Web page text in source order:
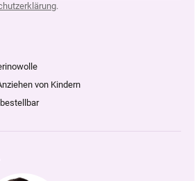
.
von Kindern